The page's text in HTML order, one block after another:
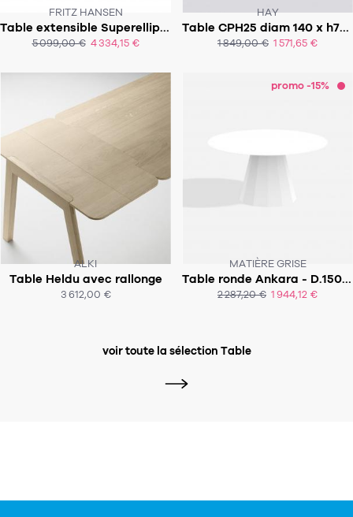
FRITZ HANSEN
Table extensible Superellipse 170-270x100cm - B620
5 099,00 € 4 334,15 €
SOUS 6-8 SEMAINES!
ACHAT EXPRESS
HAY
Table CPH25 diam 140 x h74cm
1 849,00 € 1 571,65 €
SOUS 6-8 SEMAINES
ACHAT EXPRESS
ALKI
Table Heldu avec rallonge
3 612,00 €
SOUS 8-9 SEMAINES
promo -15%
MATIÈRE GRISE
Table ronde Ankara - D.150x76 cm - Indoor
2 287,20 € 1 944,12 €
SOUS 4-5 SEMAINES!
ACHAT EXPRESS
voir toute la sélection Table